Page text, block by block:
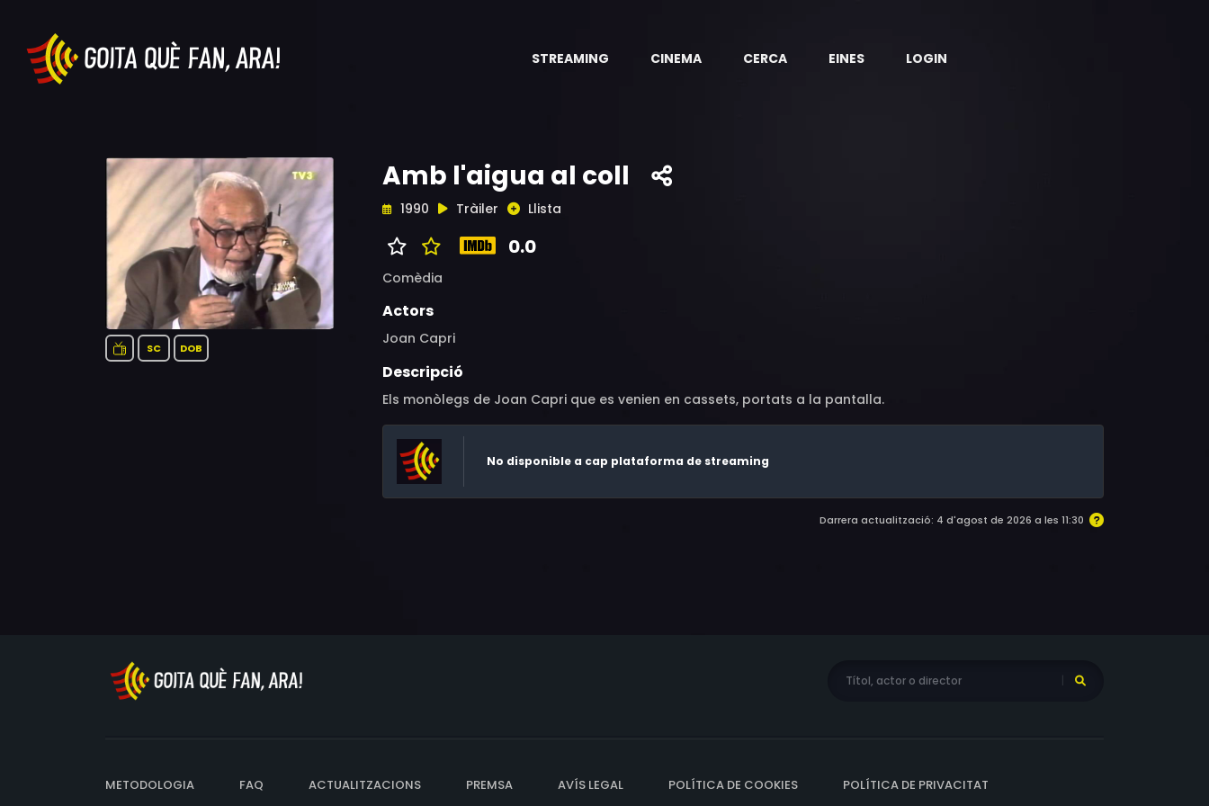
STREAMING CINEMA CERCA EINES LOGIN
SC DOB
Amb l'aigua al coll
1990 Tràiler Llista
0.0
Comèdia
Actors
Joan Capri
Descripció
Els monòlegs de Joan Capri que es venien en cassets, portats a la pantalla.
No disponible a cap plataforma de streaming
Darrera actualització: 4 d'agost de 2026 a les 11:30
METODOLOGIA FAQ ACTUALITZACIONS PREMSA AVÍS LEGAL POLÍTICA DE COOKIES POLÍTICA DE PRIVACITAT